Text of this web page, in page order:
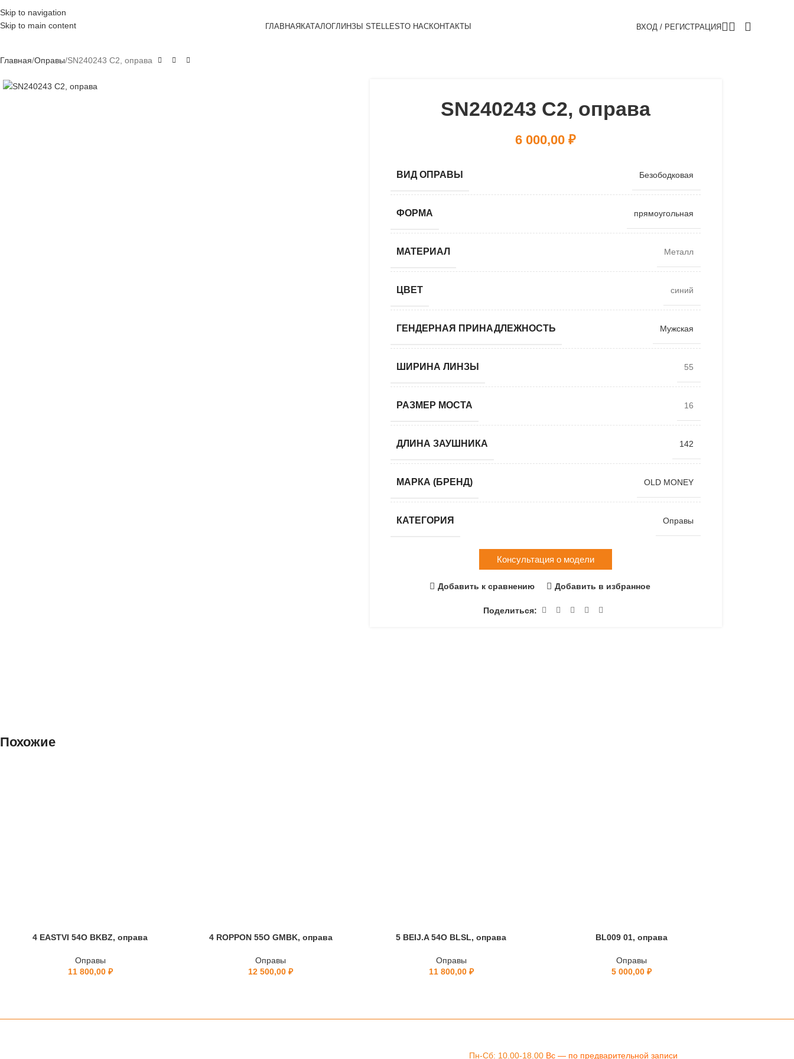
Skip to navigation
Skip to main content
ГЛАВНАЯ КАТАЛОГЛИНЗЫ STELLESTО НАСКОНТАКТЫ ВХОД / РЕГИСТРАЦИЯ
Главная Оправы SN240243 C2, оправа
SN240243 C2, оправа
6 000,00₽
ВИД ОПРАВЫ Безободковая
ФОРМА прямоугольная
МАТЕРИАЛ Металл
ЦВЕТ синий
ГЕНДЕРНАЯ ПРИНАДЛЕЖНОСТЬ Мужская
ШИРИНА ЛИНЗЫ 55
РАЗМЕР МОСТА 16
ДЛИНА ЗАУШНИКА 142
МАРКА (БРЕНД) OLD MONEY
КАТЕГОРИЯ Оправы
Консультация о модели
Добавить к сравнению Добавить в избранное
Поделиться:
Похожие
4 EASTVI 54O BKBZ, оправа
Оправы
11 800,00 ₽
4 ROPPON 55O GMBK, оправа
Оправы
12 500,00₽
5 BEIJ.A 54O BLSL, оправа
Оправы
11 800,00 ₽
BL009 01, оправа
Оправы
5 000,00₽
Пн-Сб: 10.00-18.00 Вс — по предварительной записи